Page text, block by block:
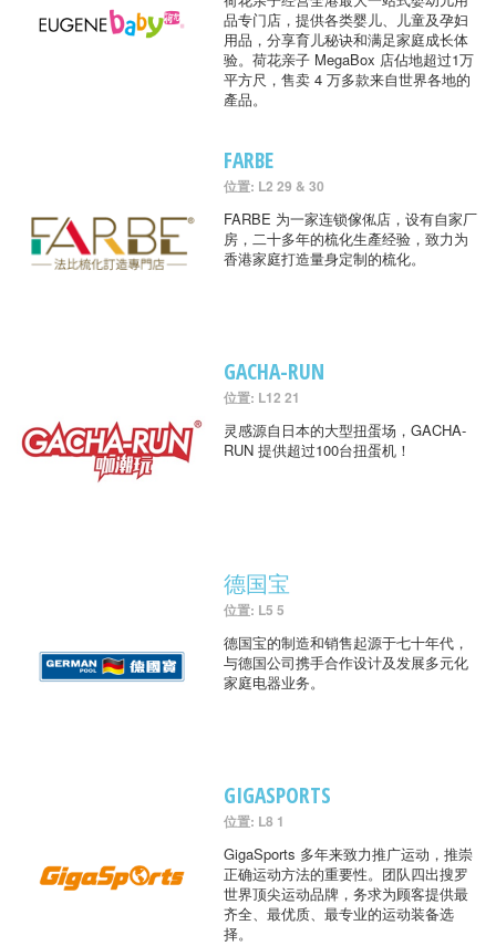
品专门店，提供各类婴儿、儿童及孕妇
用品，分享育儿秘诀和满足家庭成长体
验。荷花亲子 MegaBox 店佔地超过1万
平方尺，售卖 4 万多款来自世界各地的
產品。
FARBE
位置: L2 29 & 30
FARBE 为一家连锁傢俬店，设有自家厂
房，二十多年的梳化生產经验，致力为
香港家庭打造量身定制的梳化。
GACHA-RUN
位置: L12 21
灵感源自日本的大型扭蛋场，GACHA-
RUN 提供超过100台扭蛋机！
德国宝
位置: L5 5
德国宝的制造和销售起源于七十年代，
与德国公司携手合作设计及发展多元化
家庭电器业务。
GIGASPORTS
位置: L8 1
GigaSports 多年来致力推广运动，推崇
正确运动方法的重要性。团队四出搜罗
世界顶尖运动品牌，务求为顾客提供最
齐全、最优质、最专业的运动装备选
择。